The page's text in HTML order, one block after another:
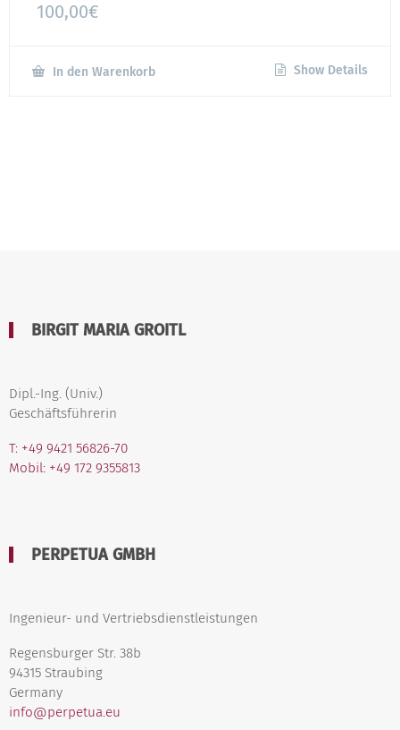
100,00€
In den Warenkorb Show Details
BIRGIT MARIA GROITL
Dipl.-Ing. (Univ.)
Geschäftsführerin
T: +49 9421 56826-70
Mobil: +49 172 9355813
PERPETUA GMBH
Ingenieur- und Vertriebsdienstleistungen
Regensburger Str. 38b
94315 Straubing
Germany
info@perpetua.eu